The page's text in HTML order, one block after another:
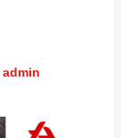
admin